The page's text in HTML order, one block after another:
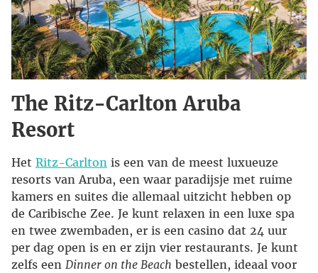
The Ritz-Carlton Aruba
Resort
Het Ritz-Carlton is een van de meest luxueuze
resorts van Aruba, een waar paradijsje met ruime
kamers en suites die allemaal uitzicht hebben op
de Caribische Zee. Je kunt relaxen in een luxe spa
en twee zwembaden, er is een casino dat 24 uur
per dag open is en er zijn vier restaurants. Je kunt
zelfs een Dinner on the Beach bestellen, ideaal voor